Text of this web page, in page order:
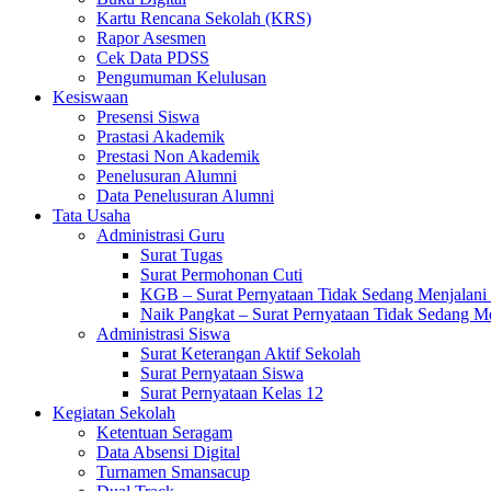
Kartu Rencana Sekolah (KRS)
Rapor Asesmen
Cek Data PDSS
Pengumuman Kelulusan
Kesiswaan
Presensi Siswa
Prastasi Akademik
Prestasi Non Akademik
Penelusuran Alumni
Data Penelusuran Alumni
Tata Usaha
Administrasi Guru
Surat Tugas
Surat Permohonan Cuti
KGB – Surat Pernyataan Tidak Sedang
Naik Pangkat – Surat Pernyataan Tidak Sedang
Administrasi Siswa
Surat Keterangan Aktif Sekolah
Surat Pernyataan Siswa
Surat Pernyataan Kelas 12
Kegiatan Sekolah
Ketentuan Seragam
Data Absensi Digital
Turnamen Smansacup